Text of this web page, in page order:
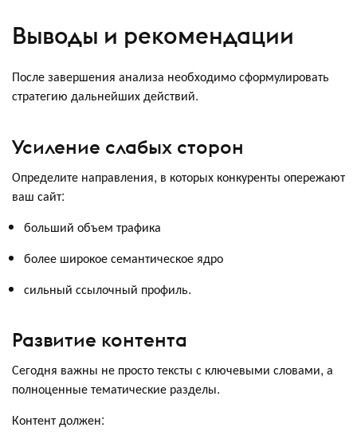
Выводы и рекомендации
После завершения анализа необходимо сформулировать
стратегию дальнейших действий.
Усиление слабых сторон
Определите направления, в которых конкуренты опережают
ваш сайт:
больший объем трафика
более широкое семантическое ядро
сильный ссылочный профиль.
Развитие контента
Сегодня важны не просто тексты с ключевыми словами, а
полноценные тематические разделы.
Контент должен: